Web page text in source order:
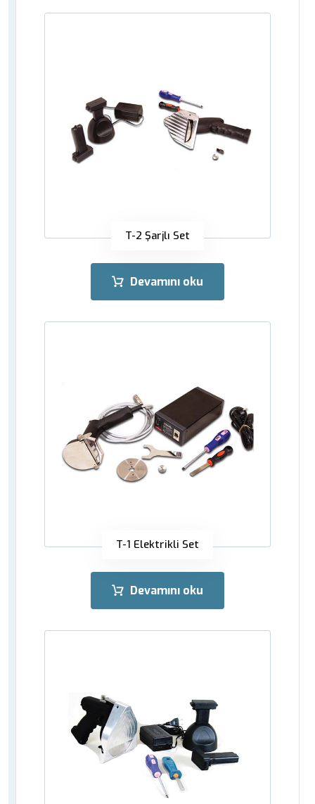
T-2 Şarjlı Set
Devamını oku
T-1 Elektrikli Set
Devamını oku